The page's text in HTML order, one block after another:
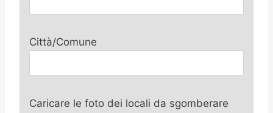
Città/Comune
Caricare le foto dei locali da sgomberare